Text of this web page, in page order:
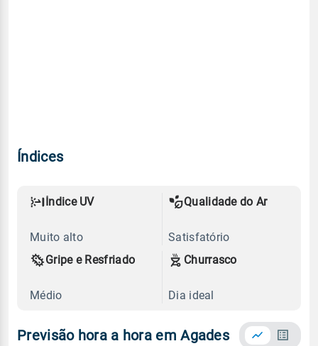
Índices
Índice UV
Muito alto
Qualidade do Ar
Satisfatório
Gripe e Resfriado
Médio
Churrasco
Dia ideal
Previsão hora a hora em Agades